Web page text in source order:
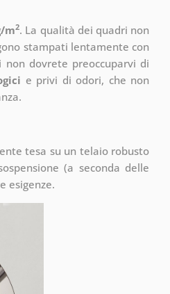
m2. La qualità dei quadri non
stampati lentamente con
non dovrete preoccuparvi di
e privi di odori, che non
tesa su un telaio robusto
(a seconda delle
esigenze.